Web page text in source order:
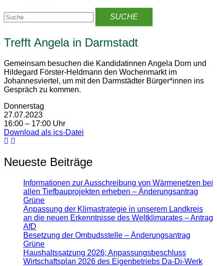
Trefft Angela in Darmstadt
Gemeinsam besuchen die Kandidatinnen Angela Dorn und
Hildegard Förster-Heldmann den Wochenmarkt im
Johannesviertel, um mit den Darmstädter Bürger*innen ins
Gespräch zu kommen.
Donnerstag
27.07.2023
16:00 – 17:00 Uhr
Download als ics-Datei
Neueste Beiträge
Informationen zur Ausschreibung von Wärmenetzen bei
allen Tiefbauprojekten erheben – Änderungsantrag
Grüne
Anpassung der Klimastrategie in unserem Landkreis
an die neuen Erkenntnisse des Weltklimarates – Antrag
AfD
Besetzung der Ombudsstelle – Änderungsantrag
Grüne
Haushaltssatzung 2026; Anpassungsbeschluss
Wirtschaftsplan 2026 des Eigenbetriebs Da-Di-Werk